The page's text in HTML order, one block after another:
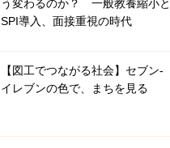
う変わるのか？ 一般教養縮小と
SPI導入、面接重視の時代
【図工でつながる社会】セブン‐
イレブンの色で、まちを見る